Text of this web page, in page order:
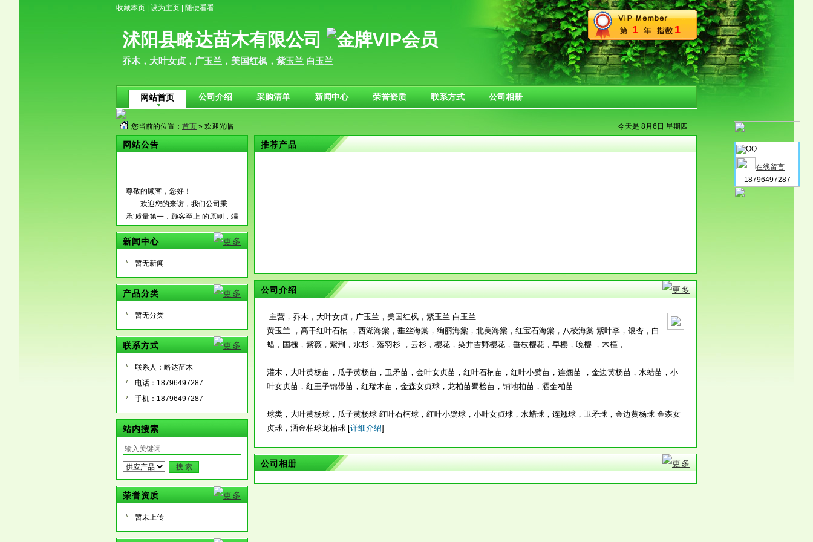
收藏本页 设为主页 随便看看
1 1
沭阳县略达苗木有限公司
乔木，大叶女贞，广玉兰，美国红枫，紫玉兰 白玉兰
网站首页 公司介绍 采购清单 新闻中心 荣誉资质 联系方式 公司相册
今天是 8月6日 星期四
您当前的位置： 首页 » 欢迎光临
网站公告
尊敬的顾客，您好！
欢迎您的来访，我们公司秉
承‘质量第一，顾客至上’的原则，竭
诚为国内外广大客户朋友提供优质
的服务，希望通过我们的真诚与努
创辉煌！
新闻中心
暂无新闻
产品分类
暂无分类
联系方式
联系人：略达苗木
电话：18796497287
手机：18796497287
站内搜索
荣誉资质
暂未上传
推荐产品
公司介绍
主营，乔木，大叶女贞，广玉兰，美国红枫，紫玉兰 白玉兰
黄玉兰 ，高干红叶石楠 ，西湖海棠，垂丝海棠，绚丽海棠，北美海棠，红宝石海棠，八棱海棠 紫叶李，银杏，白
蜡，国槐，紫薇，紫荆，水杉，落羽杉 ，云杉，樱花，染井吉野樱花，垂枝樱花，早樱，晚樱 ，木槿，
灌木，大叶黄杨苗，瓜子黄杨苗，卫矛苗，金叶女贞苗，红叶石楠苗，红叶小檗苗，连翘苗 ，金边黄杨苗，水蜡苗，小
叶女贞苗，红王子锦带苗，红瑞木苗，金森女贞球，龙柏苗蜀桧苗，铺地柏苗，洒金柏苗
球类，大叶黄杨球，瓜子黄杨球 红叶石楠球，红叶小檗球，小叶女贞球，水蜡球，连翘球，卫矛球，金边黄杨球 金森女
贞球，洒金柏球龙柏球 [详细介绍]
公司相册
在线留言
18796497287